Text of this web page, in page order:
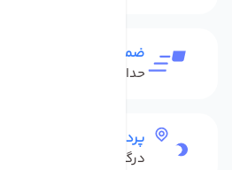
ضمانت بازگشت کالا
حداکثر 48 ساعت بعداز تحویل
پرداخت امن
درگاه بانکی شاپرک